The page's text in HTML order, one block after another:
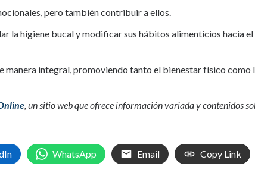
pero también contribuir a ellos.
la higiene bucal y modificar sus hábitos alimenticios hacia el
manera integral, promoviendo tanto el bienestar físico como
, un sitio web que ofrece información variada y contenidos
WhatsApp Email Copy Link